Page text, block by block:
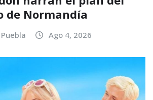
de Normandía
Ago 4, 2026